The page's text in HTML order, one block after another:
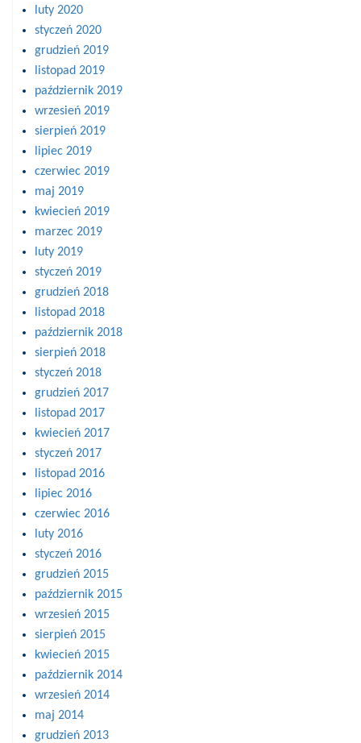
luty 2020
styczeń 2020
grudzień 2019
listopad 2019
październik 2019
wrzesień 2019
sierpień 2019
lipiec 2019
czerwiec 2019
maj 2019
kwiecień 2019
marzec 2019
luty 2019
styczeń 2019
grudzień 2018
listopad 2018
październik 2018
sierpień 2018
styczeń 2018
grudzień 2017
listopad 2017
kwiecień 2017
styczeń 2017
listopad 2016
lipiec 2016
czerwiec 2016
luty 2016
styczeń 2016
grudzień 2015
październik 2015
wrzesień 2015
sierpień 2015
kwiecień 2015
październik 2014
wrzesień 2014
maj 2014
grudzień 2013